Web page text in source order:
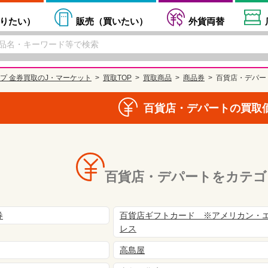
たい） 販売（買いたい） 外貨両替
金券買取のJ・マーケット 買取TOP 買取商品 商品券 百貨店・デパー
百貨店・デパートの買取
百貨店・デパートをカテ
百貨店ギフトカード ※アメリカン・
レス
高島屋